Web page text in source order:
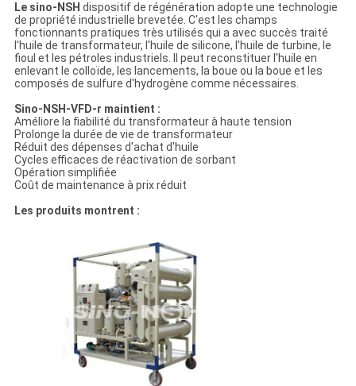
Le sino-NSH dispositif de régénération adopte une technologie
de propriété industrielle brevetée. C'est les champs
fonctionnants pratiques très utilisés qui a avec succès traité
l'huile de transformateur, l'huile de silicone, l'huile de turbine, le
fioul et les pétroles industriels. Il peut reconstituer l'huile en
enlevant le colloïde, les lancements, la boue ou la boue et les
composés de sulfure d'hydrogène comme nécessaires.
Sino-NSH-VFD-r maintient :
Améliore la fiabilité du transformateur à haute tension
Prolonge la durée de vie de transformateur
Réduit des dépenses d'achat d'huile
Cycles efficaces de réactivation de sorbant
Opération simplifiée
Coût de maintenance à prix réduit
Les produits montrent :